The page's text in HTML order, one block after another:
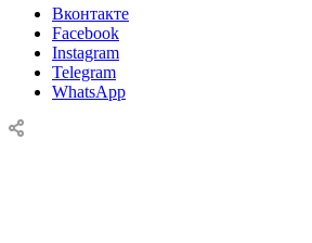
Вконтакте
Facebook
Instagram
Telegram
WhatsApp